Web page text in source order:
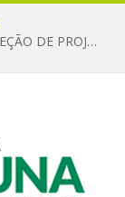
CHAMAMENTO PÚBLICO Nº 01/2026 – SELEÇÃO DE PROJETOS PARA FIRMAR TERMO DE EXECUÇÃO CULTURAL COM RECURSOS DA POLÍTICA NACIONAL ALDIR BLANC DE FOMENTO À CULTURA – PNAB (LEI Nº 14.399/2022)